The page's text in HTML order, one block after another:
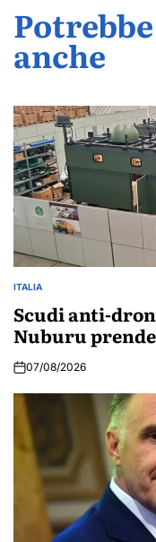
anche
POSTED
ITALIA
Scudi anti-
Nuburu
07/08/2026